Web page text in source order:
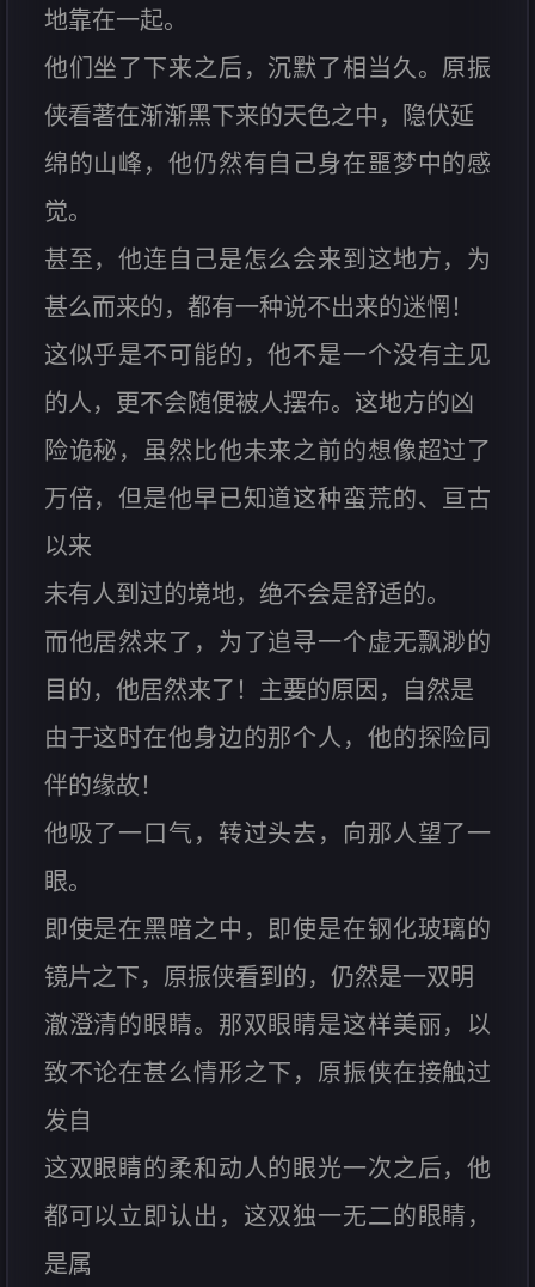
地靠在一起。
他们坐了下来之后，沉默了相当久。原振
侠看著在渐渐黑下来的天色之中，隐伏延
绵的山峰，他仍然有自己身在噩梦中的感
觉。
甚至，他连自己是怎么会来到这地方，为
甚么而来的，都有一种说不出来的迷惘！
这似乎是不可能的，他不是一个没有主见
的人，更不会随便被人摆布。这地方的凶
险诡秘，虽然比他未来之前的想像超过了
万倍，但是他早已知道这种蛮荒的、亘古
以来
未有人到过的境地，绝不会是舒适的。
而他居然来了，为了追寻一个虚无飘渺的
目的，他居然来了！主要的原因，自然是
由于这时在他身边的那个人，他的探险同
伴的缘故！
他吸了一口气，转过头去，向那人望了一
眼。
即使是在黑暗之中，即使是在钢化玻璃的
镜片之下，原振侠看到的，仍然是一双明
澈澄清的眼睛。那双眼睛是这样美丽，以
致不论在甚么情形之下，原振侠在接触过
发自
这双眼睛的柔和动人的眼光一次之后，他
都可以立即认出，这双独一无二的眼睛，
是属